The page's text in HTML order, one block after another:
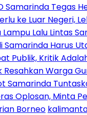
Samarinda Tegas
ke Luar Negeri,
Lalu Lintas
Samarinda Harus
Publik, Kritik
Resahkan Warga
Samarinda
Oplosan, Minta
Borneo